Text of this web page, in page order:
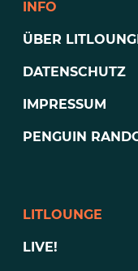
INFO
ÜBER
DATENSCHUTZ
IMPRESSUM
PENGUIN
LITLOUNGE
LIVE!